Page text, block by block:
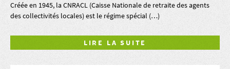
Créée en 1945, la CNRACL (Caisse Nationale de retraite des agents
des collectivités locales) est le régime spécial (…)
LIRE LA SUITE